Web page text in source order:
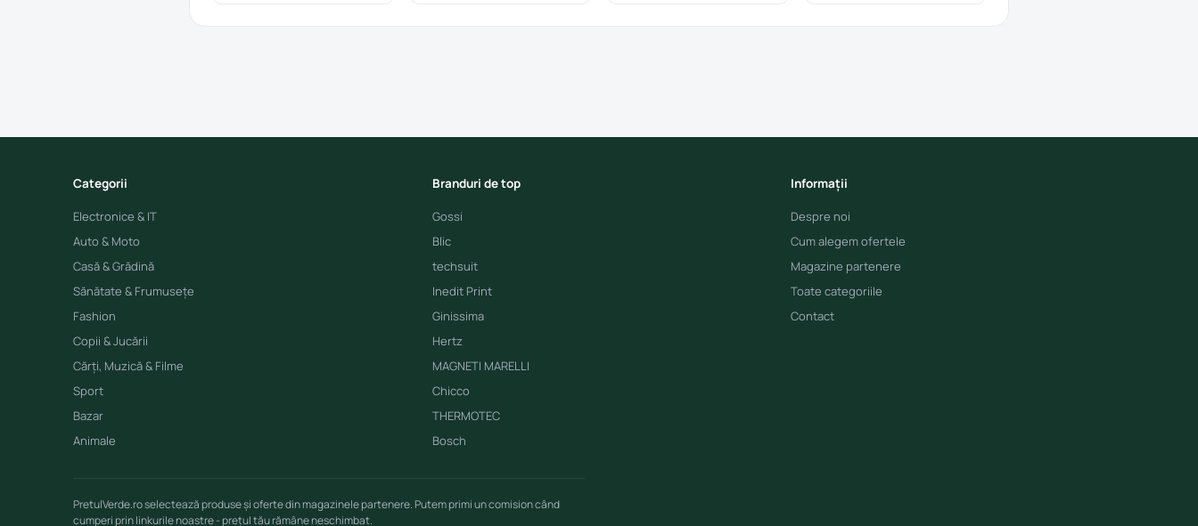
Categorii
Electronice & IT
Auto & Moto
Casă & Grădină
Sănătate & Frumusețe
Fashion
Copii & Jucării
Cărți, Muzică & Filme
Sport
Bazar
Animale
Branduri de top
Gossi
Blic
techsuit
Inedit Print
Ginissima
Hertz
MAGNETI MARELLI
Chicco
THERMOTEC
Bosch
Informații
Despre noi
Cum alegem ofertele
Magazine partenere
Toate categoriile
Contact
PretulVerde.ro selectează produse și oferte din magazinele partenere. Putem primi un comision când
cumperi prin linkurile noastre - prețul tău rămâne neschimbat.